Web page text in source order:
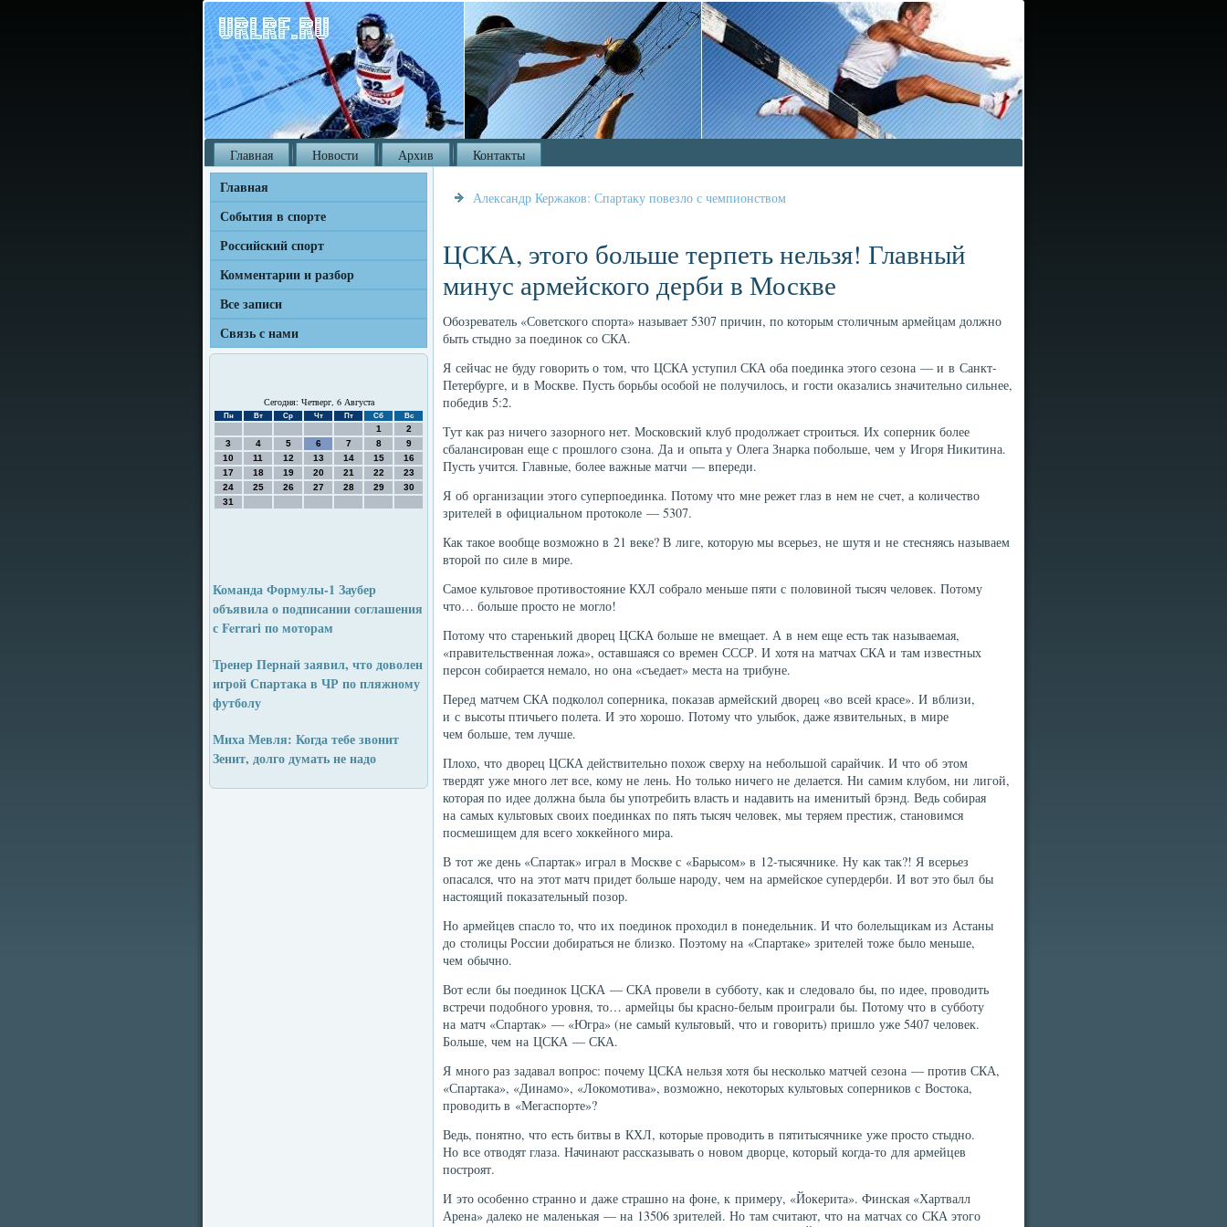
Главная Новости Архив Контакты
Главная
События в спорте
Российский спорт
Комментарии и разбор
Все записи
Связь с нами
Сегодня: Четверг, 6 Августа
Пн Вт Ср Чт Пт Сб Вс
1
2
3
4 5 6 7 8
9
10
11 12 13 14 15
16
17
18 19 20 21 22
23
24
25 26 27 28 29
30
31
Команда Формулы-1 Заубер
объявила о подписании соглашения
с Ferrari по моторам
Тренер Пернай заявил, что доволен
игрой Спартака в ЧР по пляжному
футболу
Миха Мевля: Когда тебе звонит
Зенит, долго думать не надо
Александр Кержаков: Спартаку повезло с чемпионством
ЦСКА, этого больше терпеть нельзя! Главный
минус армейского дерби в Москве
Обозреватель «Советского спорта» называет 5307 причин, по которым столичным армейцам должно
быть стыдно за поединок со СКА.
Я сейчас не буду говорить о том, что ЦСКА уступил СКА оба поединка этого сезона — и в Санкт-
Петербурге, и в Москве. Пусть борьбы особой не получилось, и гости оказались значительно сильнее,
победив 5:2.
Тут как раз ничего зазорного нет. Московский клуб продолжает строиться. Их соперник более
сбалансирован еще с прошлого сзона. Да и опыта у Олега Знарка побольше, чем у Игоря Никитина.
Пусть учится. Главные, более важные матчи — впереди.
Я об организации этого суперпоединка. Потому что мне режет глаз в нем не счет, а количество
зрителей в официальном протоколе — 5307.
Как такое вообще возможно в 21 веке? В лиге, которую мы всерьез, не шутя и не стесняясь называем
второй по силе в мире.
Самое культовое противостояние КХЛ собрало меньше пяти с половиной тысяч человек. Потому
что… больше просто не могло!
Потому что старенький дворец ЦСКА больше не вмещает. А в нем еще есть так называемая,
«правительственная ложа», оставшаяся со времен СССР. И хотя на матчах СКА и там известных
персон собирается немало, но она «съедает» места на трибуне.
Перед матчем СКА подколол соперника, показав армейский дворец «во всей красе». И вблизи,
и с высоты птичьего полета. И это хорошо. Потому что улыбок, даже язвительных, в мире
чем больше, тем лучше.
Плохо, что дворец ЦСКА действительно похож сверху на небольшой сарайчик. И что об этом
твердят уже много лет все, кому не лень. Но только ничего не делается. Ни самим клубом, ни лигой,
которая по идее должна была бы употребить власть и надавить на именитый брэнд. Ведь собирая
на самых культовых своих поединках по пять тысяч человек, мы теряем престиж, становимся
посмешищем для всего хоккейного мира.
В тот же день «Спартак» играл в Москве с «Барысом» в 12-тысячнике. Ну как так?! Я всерьез
опасался, что на этот матч придет больше народу, чем на армейское супердерби. И вот это был бы
настоящий показательный позор.
Но армейцев спасло то, что их поединок проходил в понедельник. И что болельщикам из Астаны
до столицы России добираться не близко. Поэтому на «Спартаке» зрителей тоже было меньше,
чем обычно.
Вот если бы поединок ЦСКА — СКА провели в субботу, как и следовало бы, по идее, проводить
встречи подобного уровня, то… армейцы бы красно-белым проиграли бы. Потому что в субботу
на матч «Спартак» — «Югра» (не самый культовый, что и говорить) пришло уже 5407 человек.
Больше, чем на ЦСКА — СКА.
Я много раз задавал вопрос: почему ЦСКА нельзя хотя бы несколько матчей сезона — против СКА,
«Спартака», «Динамо», «Локомотива», возможно, некоторых культовых соперников с Востока,
проводить в «Мегаспорте»?
Ведь, понятно, что есть битвы в КХЛ, которые проводить в пятитысячнике уже просто стыдно.
Но все отводят глаза. Начинают рассказывать о новом дворце, который когда-то для армейцев
построят.
И это особенно странно и даже страшно на фоне, к примеру, «Йокерита». Финская «Хартвалл
Арена» далеко не маленькая — на 13506 зрителей. Но там считают, что на матчах со СКА этого